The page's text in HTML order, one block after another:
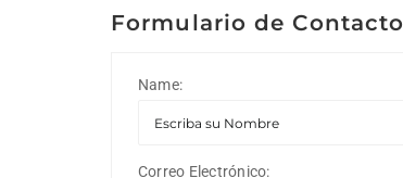
Formulario de Contacto
Name:
Correo Electrónico: